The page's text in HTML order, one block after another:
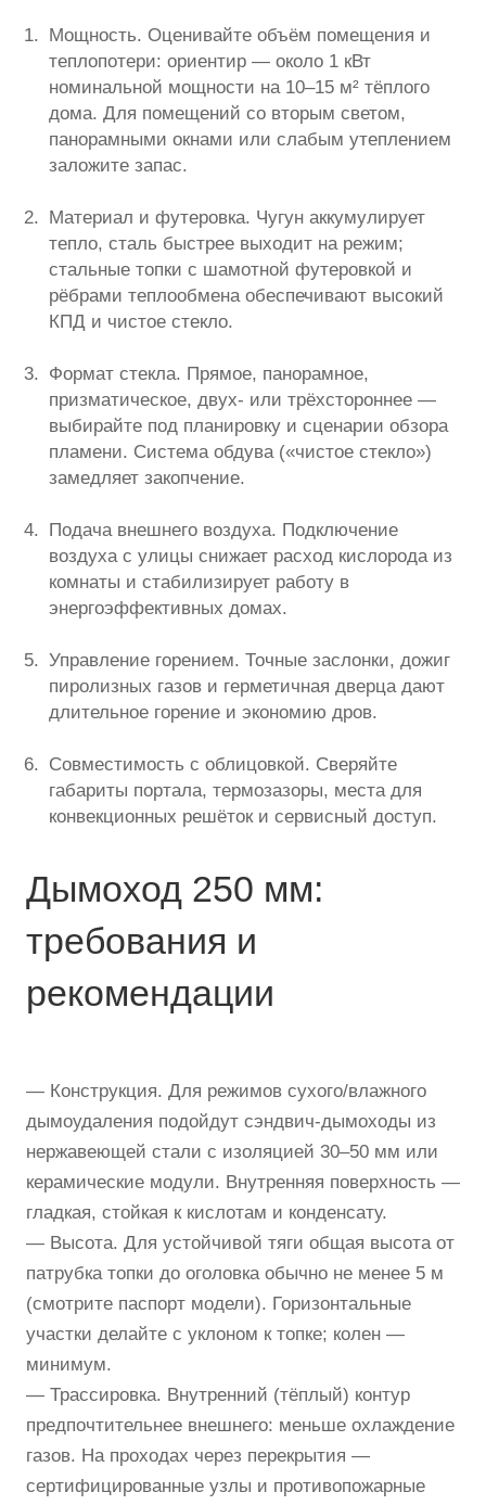
Мощность. Оценивайте объём помещения и
теплопотери: ориентир — около 1 кВт
номинальной мощности на 10–15 м² тёплого
дома. Для помещений со вторым светом,
панорамными окнами или слабым утеплением
заложите запас.
Материал и футеровка. Чугун аккумулирует
тепло, сталь быстрее выходит на режим;
стальные топки с шамотной футеровкой и
рёбрами теплообмена обеспечивают высокий
КПД и чистое стекло.
Формат стекла. Прямое, панорамное,
призматическое, двух- или трёхстороннее —
выбирайте под планировку и сценарии обзора
пламени. Система обдува («чистое стекло»)
замедляет закопчение.
Подача внешнего воздуха. Подключение
воздуха с улицы снижает расход кислорода из
комнаты и стабилизирует работу в
энергоэффективных домах.
Управление горением. Точные заслонки, дожиг
пиролизных газов и герметичная дверца дают
длительное горение и экономию дров.
Совместимость с облицовкой. Сверяйте
габариты портала, термозазоры, места для
конвекционных решёток и сервисный доступ.
Дымоход 250 мм:
требования и
рекомендации
— Конструкция. Для режимов сухого/влажного
дымоудаления подойдут сэндвич-дымоходы из
нержавеющей стали с изоляцией 30–50 мм или
керамические модули. Внутренняя поверхность —
гладкая, стойкая к кислотам и конденсату.
— Высота. Для устойчивой тяги общая высота от
патрубка топки до оголовка обычно не менее 5 м
(смотрите паспорт модели). Горизонтальные
участки делайте с уклоном к топке; колен —
минимум.
— Трассировка. Внутренний (тёплый) контур
предпочтительнее внешнего: меньше охлаждение
газов. На проходах через перекрытия —
сертифицированные узлы и противопожарные